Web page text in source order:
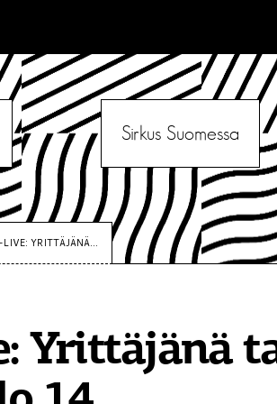
Sirkus Suomessa
YRITTÄJÄNÄ...
Yrittäjänä